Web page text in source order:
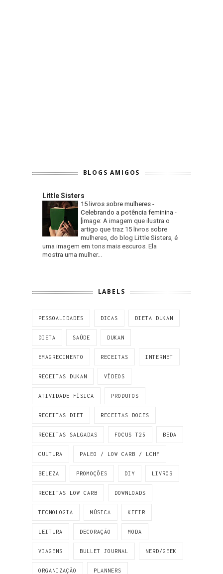
BLOGS AMIGOS
Little Sisters
15 livros sobre mulheres -
Celebrando a potência feminina -
[image: A imagem que ilustra o
artigo que traz 15 livros sobre
mulheres, do blog Little Sisters, é
uma imagem em tons mais escuros. Ela
mostra uma mulher...
LABELS
PESSOALIDADES DICAS DIETA DUKAN
DIETA SAÚDE DUKAN
EMAGRECIMENTO RECEITAS INTERNET
RECEITAS DUKAN VÍDEOS
ATIVIDADE FÍSICA PRODUTOS
RECEITAS DIET RECEITAS DOCES
RECEITAS SALGADAS FOCUS T25 BEDA
CULTURA PALEO / LOW CARB / LCHF
BELEZA PROMOÇÕES DIY LIVROS
RECEITAS LOW CARB DOWNLOADS
TECNOLOGIA MÚSICA KEFIR
LEITURA DECORAÇÃO MODA
VIAGENS BULLET JOURNAL NERD/GEEK
ORGANIZAÇÃO PLANNERS